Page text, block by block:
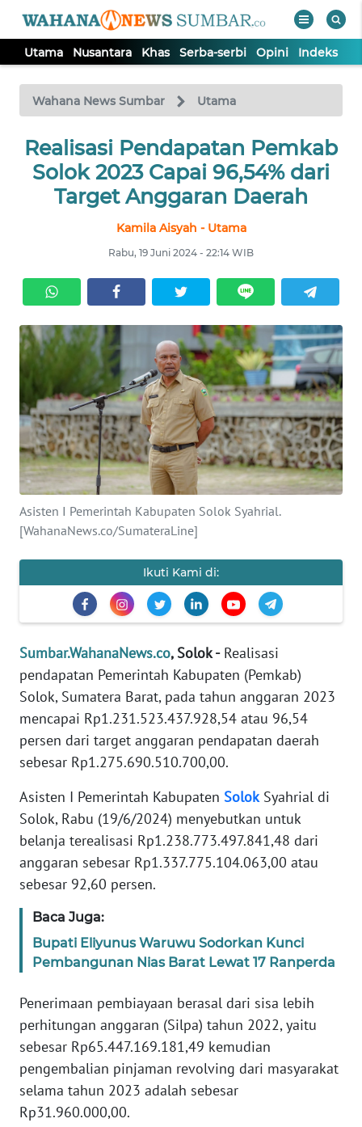
Utama Nusantara Khas Serba-serbi Opini Indeks
Wahana News Sumbar Utama
Realisasi Pendapatan Pemkab
Solok 2023 Capai 96,54% dari
Target Anggaran Daerah
Kamila Aisyah - Utama
Rabu, 19 Juni 2024 - 22:14 WIB
Asisten I Pemerintah Kabupaten Solok Syahrial.
[WahanaNews.co/SumateraLine]
Ikuti Kami di:
Sumbar.WahanaNews.co, Solok -Realisasi
pendapatan Pemerintah Kabupaten (Pemkab)
Solok, Sumatera Barat, pada tahun anggaran 2023
mencapai Rp1.231.523.437.928,54 atau 96,54
persen dari target anggaran pendapatan daerah
sebesar Rp1.275.690.510.700,00.
Asisten I Pemerintah Kabupaten SolokSyahrial di
Solok, Rabu (19/6/2024) menyebutkan untuk
belanja terealisasi Rp1.238.773.497.841,48 dari
anggaran sebesar Rp1.337.775.104.063,00 atau
sebesar 92,60 persen.
Baca Juga:
Bupati Eliyunus Waruwu Sodorkan Kunci
Pembangunan Nias Barat Lewat 17 Ranperda
Penerimaan pembiayaan berasal dari sisa lebih
perhitungan anggaran (Silpa) tahun 2022, yaitu
sebesar Rp65.447.169.181,49 kemudian
pengembalian pinjaman revolving dari masyarakat
selama tahun 2023 adalah sebesar
Rp31.960.000,00.
TV
Tutup
UTAMA
NUSANTARA
SERBA-
SERBI
OPINI
Informasi
INDEKS
BERITA
KONTAK
KAMI
INFO
IKLAN
KAMI
PEDOMAN
MEDIA
SIBER
REDAKSI
DISCLAIMER
Wahana
News
WN
SUMUT
WN
JAKARTA
JABAR
WN